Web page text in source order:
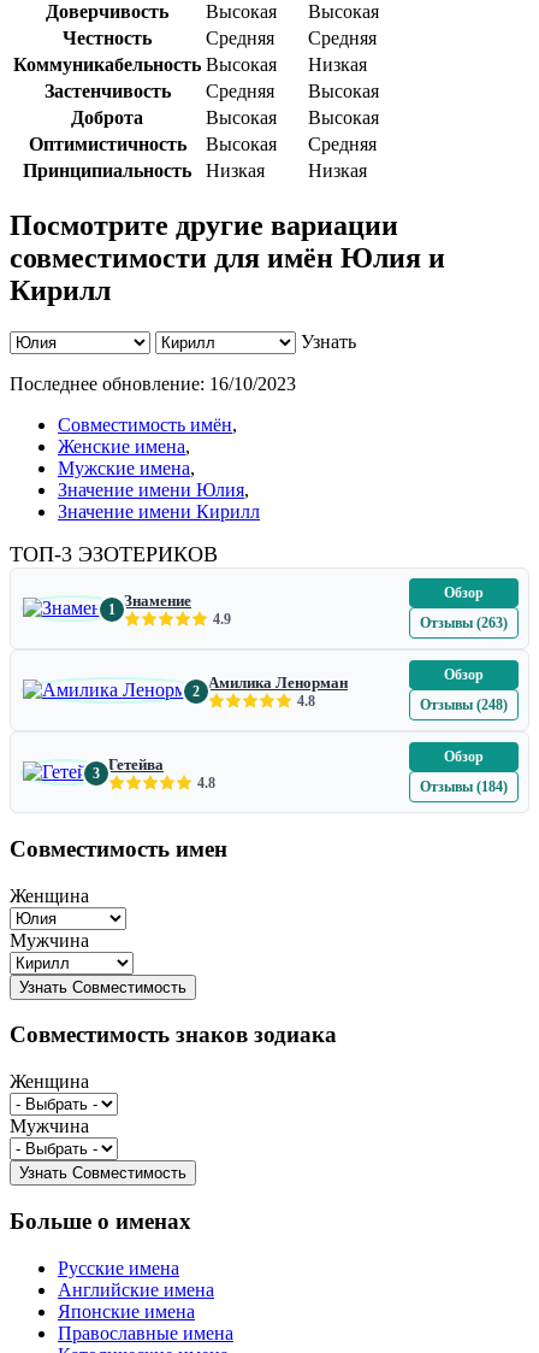
Доверчивость Высокая
Высокая
Честность
Средняя
Средняя
Коммуникабельность Высокая
Низкая
Застенчивость
Средняя
Высокая
Доброта
Высокая
Высокая
Оптимистичность
Высокая
Средняя
Принципиальность
Низкая Низкая
Посмотрите другие вариации
совместимости для имён Юлия и
Кирилл
Узнать
Последнее обновление: 16/10/2023
Совместимость имён,
Женские имена,
Мужские имена,
Значение имени Юлия,
Значение имени Кирилл
ТОП-3 ЭЗОТЕРИКОВ
1 Знамение
4.9
Обзор
Отзывы (263)
2 Амилика Ленорман
4.8
Обзор
Отзывы (248)
3 Гетейва
4.8
Обзор
Отзывы (184)
Совместимость имен
Женщина
Мужчина
Совместимость знаков зодиака
Женщина
Мужчина
Больше о именах
Русские имена
Английские имена
Японские имена
Православные имена